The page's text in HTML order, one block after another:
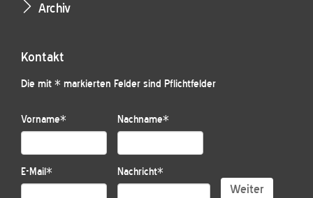
Archiv
Kontakt
Die mit * markierten Felder sind Pflichtfelder
Vorname* Nachname*
E-Mail* Nachricht*
Weiter